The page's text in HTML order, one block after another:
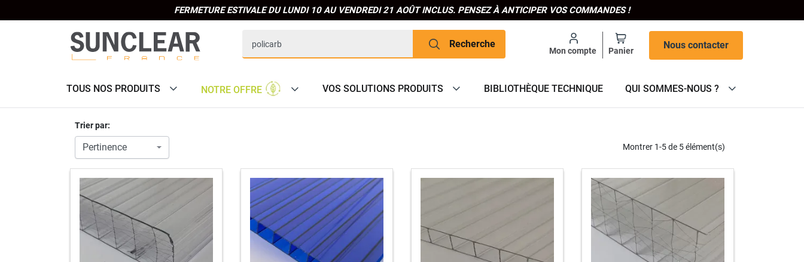
FERMETURE ESTIVALE DU LUNDI 10 AU VENDREDI 21 AOÛT INCLUS. PENSEZ À ANTICIPER VOS COMMANDES !
Recherche
Mon compte Panier
Nous contacter
TOUS NOS PRODUITS NOTRE OFFRE VOS SOLUTIONS PRODUITS BIBLIOTHÈQUE TECHNIQUE QUI SOMMES-NOUS ?
Trier par:
Montrer 1-5 de 5 élément(s)